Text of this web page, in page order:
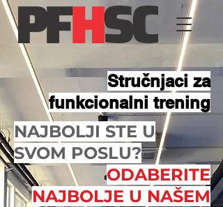
Stručnjaci za
funkcionalni trening
NAJBOLJI STE U
SVOM POSLU?
ODABERITE
NAJBOLJE U NAŠEM